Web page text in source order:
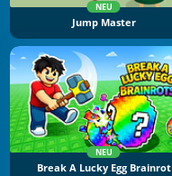
NEU
Jump Master
NEU
Break A Lucky Egg Brainrot